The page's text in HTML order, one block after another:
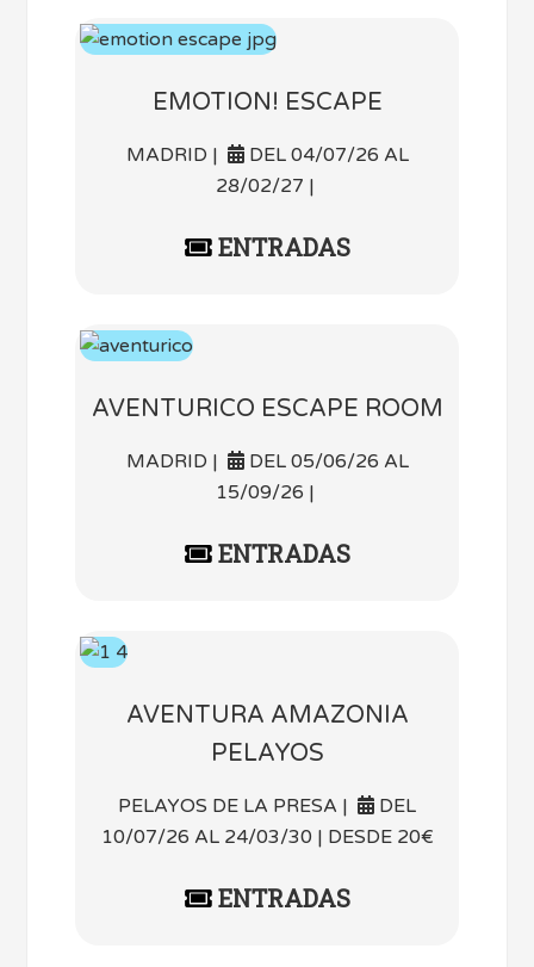
EMOTION! ESCAPE
MADRID |
DEL 04/07/26 AL
28/02/27 |
ENTRADAS
AVENTURICO ESCAPE ROOM
MADRID |
DEL 05/06/26 AL
15/09/26 |
ENTRADAS
AVENTURA AMAZONIA
PELAYOS
PELAYOS DE LA PRESA |
DEL
10/07/26 AL 24/03/30 | DESDE 20€
ENTRADAS